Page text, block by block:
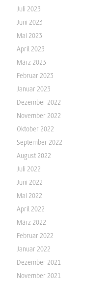
Juli 2023
Juni 2023
Mai 2023
April 2023
März 2023
Februar 2023
Januar 2023
Dezember 2022
November 2022
Oktober 2022
September 2022
August 2022
Juli 2022
Juni 2022
Mai 2022
April 2022
März 2022
Februar 2022
Januar 2022
Dezember 2021
November 2021